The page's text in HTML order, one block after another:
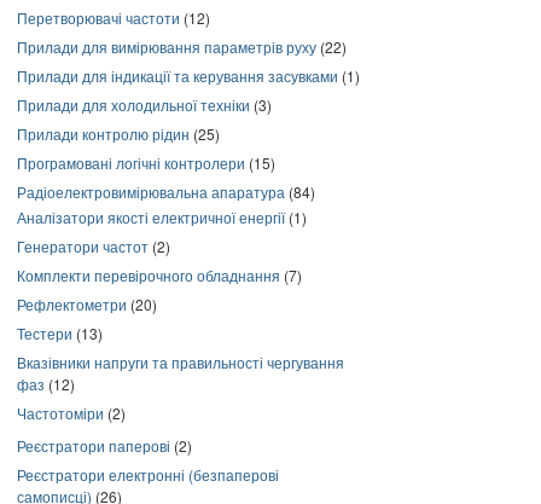
Перетворювачі частоти (12)
Прилади для вимірювання параметрів руху (22)
Прилади для індикації та керування засувками (1)
Прилади для холодильної техніки (3)
Прилади контролю рідин (25)
Програмовані логічні контролери (15)
Радіоелектровимірювальна апаратура (84)
Аналізатори якості електричної енергії(1)
Генератори частот (2)
Комплекти перевірочного обладнання (7)
Рефлектометри (20)
Тестери (13)
Вказівники напруги та правильності чергування
фаз (12)
Частотоміри (2)
Реєстратори паперові (2)
Реєстратори електронні (безпаперові
самописці) (26)